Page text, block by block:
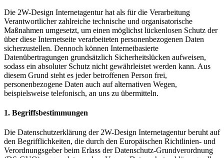
Die 2W-Design Internetagentur hat als für die Verarbeitung
Verantwortlicher zahlreiche technische und organisatorische
Maßnahmen umgesetzt, um einen möglichst lückenlosen Schutz der
über diese Internetseite verarbeiteten personenbezogenen Daten
sicherzustellen. Dennoch können Internetbasierte
Datenübertragungen grundsätzlich Sicherheitslücken aufweisen,
sodass ein absoluter Schutz nicht gewährleistet werden kann. Aus
diesem Grund steht es jeder betroffenen Person frei,
personenbezogene Daten auch auf alternativen Wegen,
beispielsweise telefonisch, an uns zu übermitteln.
1. Begriffsbestimmungen
Die Datenschutzerklärung der 2W-Design Internetagentur beruht auf
den Begrifflichkeiten, die durch den Europäischen Richtlinien- und
Verordnungsgeber beim Erlass der Datenschutz-Grundverordnung